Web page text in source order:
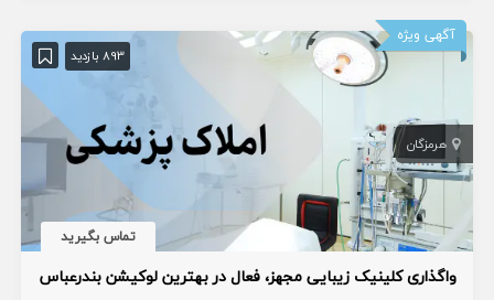
آگهی ویژه
893 بازدید
هرمزگان
تماس بگیرید
واگذاری کلینیک زیبایی مجهز، فعال در بهترین لوکیشن بندرعباس